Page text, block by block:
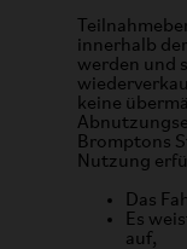
innerhalb
werden und
keine
Bromptons
Nutzung
Das
Es
auf,